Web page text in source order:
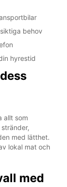
behov
hyrestid
allt som
med lätthet.
lokal mat och
med